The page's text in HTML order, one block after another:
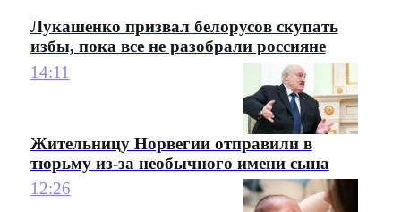
Лукашенко призвал белорусов скупать
избы, пока все не разобрали россияне
14:11
Жительницу Норвегии отправили в
тюрьму из-за необычного имени сына
12:26